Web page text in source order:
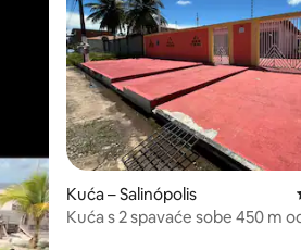
Kuća – Salinópolis
Kuća s 2 spavaće sobe 450 m